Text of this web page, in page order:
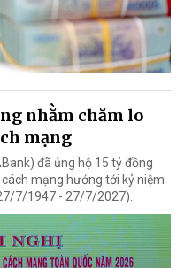
nhằm chăm lo
mạng
đã ủng hộ 15 tỷ đồng
mạng hướng tới kỷ niệm
7/1947 - 27/7/2027).